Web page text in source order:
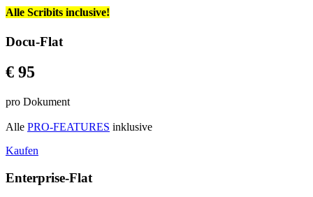
Alle Scribits inclusive!
Docu-Flat
€ 95
pro Dokument
Alle PRO-FEATURES inklusive
Kaufen
Enterprise-Flat